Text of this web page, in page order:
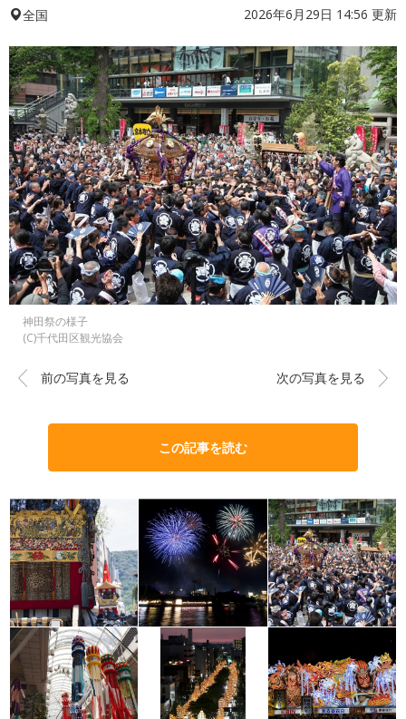
全国 2026年6月29日 14:56 更新
神田祭の様子
(C)千代田区観光協会
前の写真を見る 次の写真を見る
この記事を読む